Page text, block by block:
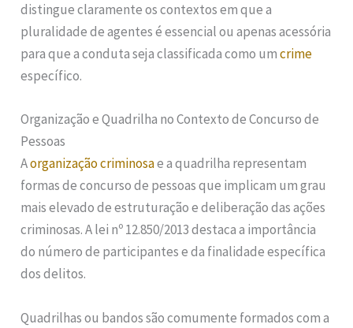
distingue claramente os contextos em que a
pluralidade de agentes é essencial ou apenas acessória
para que a conduta seja classificada como umcrime
específico.
Organização e Quadrilha no Contexto de Concurso de
Pessoas
Aorganização criminosae a quadrilha representam
formas de concurso de pessoas que implicam um grau
mais elevado de estruturação e deliberação das ações
criminosas. A lei nº 12.850/2013 destaca a importância
do número de participantes e da finalidade específica
dos delitos.
Quadrilhas ou bandos são comumente formados com a